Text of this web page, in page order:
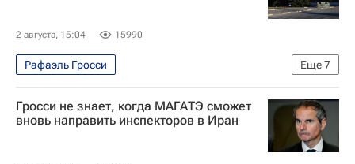
2 августа, 15:04 15990
Еще7
Рафаэль Гросси
Специальная военная операция на Украине
Происшествия
Алексей Лихачев
Гросси не знает, когда МАГАТЭ сможет
вновь направить инспекторов в Иран